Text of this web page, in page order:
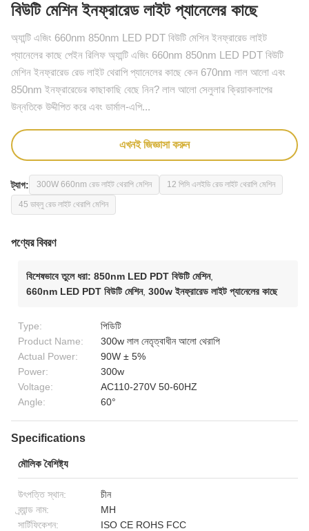
বিউটি মেশিন ইনফ্রারেড লাইট প্যানেলের কাছে
অ্যান্টি এজিং 660nm 850nm LED PDT বিউটি মেশিন ইনফ্রারেড লাইট
প্যানেলের কাছে পেইন রিলিফ অ্যান্টি এজিং 660nm 850nm LED PDT বিউটি
মেশিন ইনফ্রারেড রেড লাইট থেরাপি প্যানেলের কাছে কেন 670nm লাল আলো এবং
850nm ইনফ্রারেডের কাছাকাছি বেছে নিন? লাল আলো সেলুলার ক্রিয়াকলাপের
উন্নতিকে উদ্দীপিত করে এবং ডার্মাল-এপি...
এখনই জিজ্ঞাসা করুন
ট্যাগ: 300W 660nm রেড লাইট থেরাপি মেশিন 12 পিসি এলইডি রেড লাইট থেরাপি মেশিন
45 ডাব্লু রেড লাইট থেরাপি মেশিন
পণ্যের বিবরণ
বিশেষভাবে তুলে ধরা: 850nm LED PDT বিউটি মেশিন,
660nm LED PDT বিউটি মেশিন, 300w ইনফ্রারেড লাইট প্যানেলের কাছে
Type:
পিডিটি
Product Name:
300w লাল নেতৃত্বাধীন আলো থেরাপি
Actual Power:
90W ± 5%
Power:
300w
Voltage:
AC110-270V 50-60HZ
Angle:
60°
Specifications
মৌলিক বৈশিষ্ট্য
উৎপত্তি স্থান:
চীন
ব্র্যান্ড নাম:
MH
সার্টিফিকেশন:
ISO CE ROHS FCC